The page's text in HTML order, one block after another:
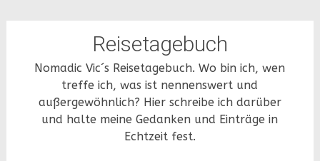
Reisetagebuch
Nomadic Vic´s Reisetagebuch. Wo bin ich, wen
treffe ich, was ist nennenswert und
außergewöhnlich? Hier schreibe ich darüber
und halte meine Gedanken und Einträge in
Echtzeit fest.